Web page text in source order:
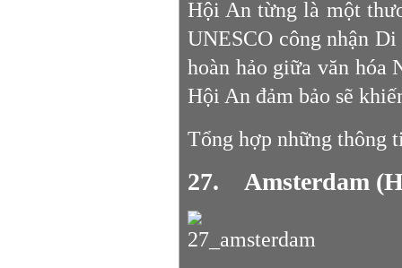
Hội An từng là một
UNESCO công nhận
hoàn hảo giữa văn hóa
Hội An đảm bảo sẽ
Tổng hợp những
27. Amsterdam